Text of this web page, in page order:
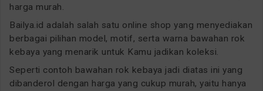
harga murah.
Bailya.id adalah salah satu online shop yang menyediakan
berbagai pilihan model, motif, serta warna bawahan rok
kebaya yang menarik untuk Kamu jadikan koleksi.
Seperti contoh bawahan rok kebaya jadi diatas ini yang
dibanderol dengan harga yang cukup murah, yaitu hanya